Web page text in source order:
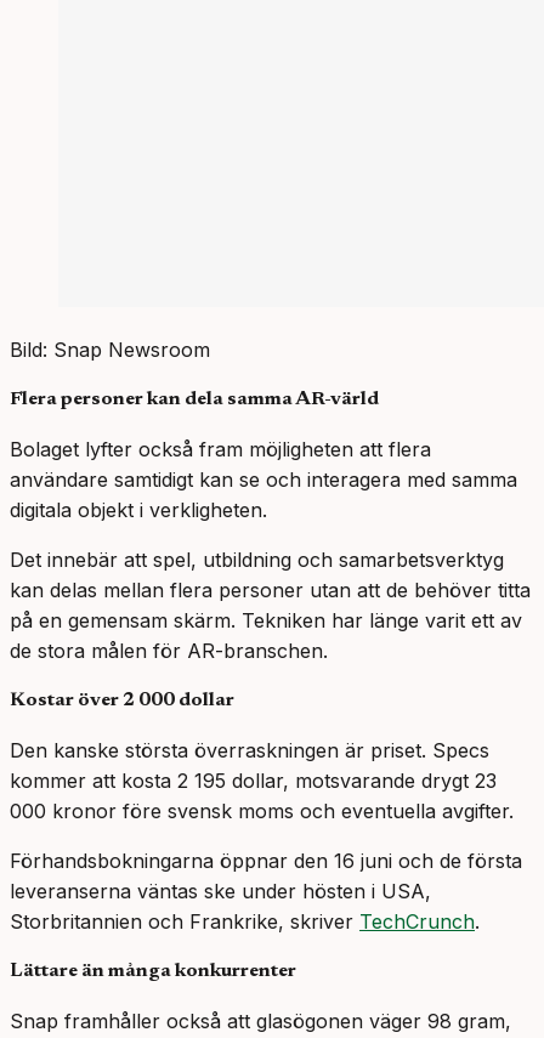
Bild: Snap Newsroom
Flera personer kan dela samma AR-värld
Bolaget lyfter också fram möjligheten att flera
användare samtidigt kan se och interagera med samma
digitala objekt i verkligheten.
Det innebär att spel, utbildning och samarbetsverktyg
kan delas mellan flera personer utan att de behöver titta
på en gemensam skärm. Tekniken har länge varit ett av
de stora målen för AR-branschen.
Kostar över 2 000 dollar
Den kanske största överraskningen är priset. Specs
kommer att kosta 2 195 dollar, motsvarande drygt 23
000 kronor före svensk moms och eventuella avgifter.
Förhandsbokningarna öppnar den 16 juni och de första
leveranserna väntas ske under hösten i USA,
Storbritannien och Frankrike, skriver TechCrunch.
Lättare än många konkurrenter
Snap framhåller också att glasögonen väger 98 gram,